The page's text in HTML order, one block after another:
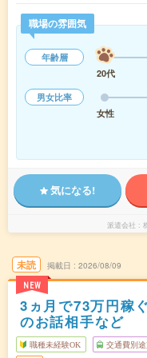
職場の雰囲気
年齢層
20代
男女比率
女性
気になる!
派遣会社
未読
NEW
掲載日 2026/08/09
3ヵ月で73万円稼
のお話相手など
職種未経験OK 交通費別途